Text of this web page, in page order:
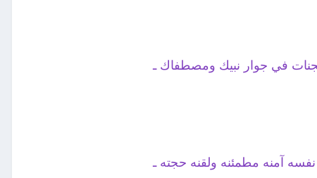
في جوار نبيك ومصطفاك ـ
آمنه مطمئنه ولقنه حجته ـ